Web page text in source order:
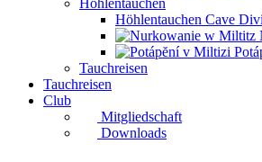
Höhlentauchen
Höhlentauchen Cave
Tauchreisen
Tauchreisen
Club
Mitgliedschaft
Downloads